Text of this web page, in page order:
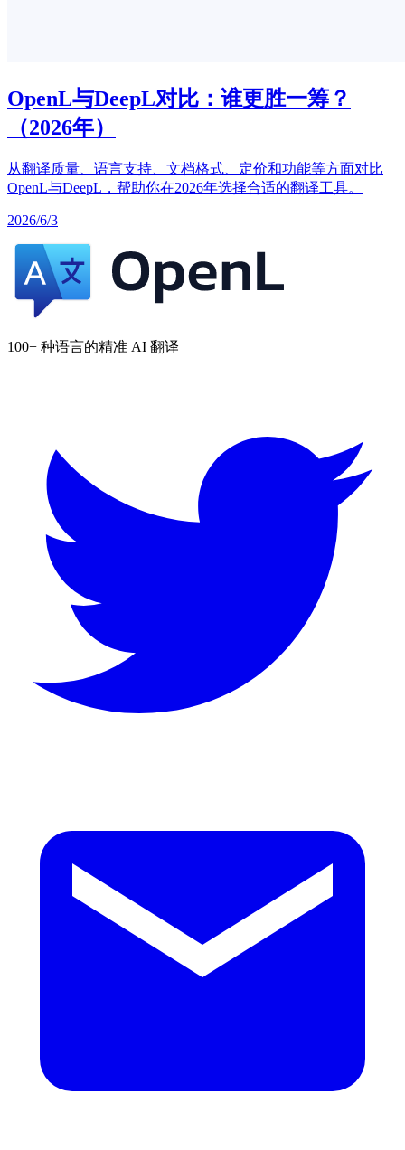
OpenL与DeepL对比：谁更胜一筹？
（2026年）
从翻译质量、语言支持、文档格式、定价和功能等方面对比
OpenL与DeepL，帮助你在2026年选择合适的翻译工具。
2026/6/3
100+ 种语言的精准 AI 翻译